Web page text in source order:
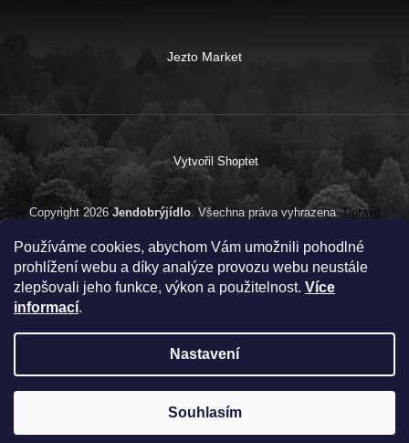
Používáme cookies, abychom Vám umožnili pohodlné
prohlížení webu a díky analýze provozu webu neustále
zlepšovali jeho funkce, výkon a použitelnost. Více
informací.
Nastavení
Souhlasím
Jezto Market
Vytvořil Shoptet
Copyright 2026 Jendobrýjídlo. Všechna práva vyhrazena.Upravit